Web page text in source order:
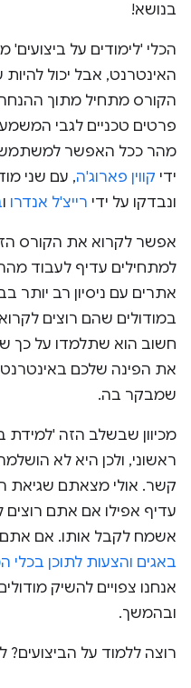
בנושא!
הכלי 'לימודים על
האינטרנט, אבל יכול
הקורס מתחיל מתוך
פרטים טכניים לגבי
מהר ככל האפשר
ידי קווין פארוג'ה, עם שני
ונבדקו על ידי רייצ'ל אנדרו ו
אפשר לקרוא את הקורס
למתחילים עדיף לעבוד
אתרים עם ניסיון רב יותר
במודולים שהם רוצים
חשוב הוא שתלמדו על כך
את הפינה שלכם באינטרנט
שמבקר בה.
מכיוון שבשלב הזה 'למידת
ראשוני, ולכן היא לא
קשר. אולי מצאתם שגיאת
עדיף אפילו אם אתם
אשמח לקבל אותו. אם אתם
באגים והצעות לתוכן בכלי
אנחנו צפויים להשיק
ובהמשך.
רוצה ללמוד על הביצועים?